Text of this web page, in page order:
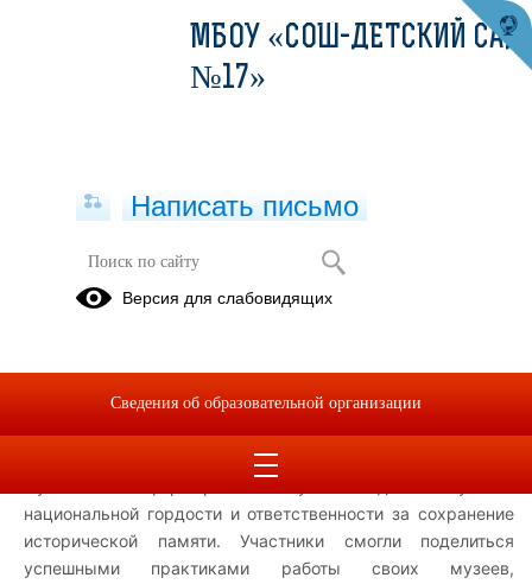
Всероссийская практическая
конференция по музейной
Конференция стала площадкой для обсуждения
актуальных вопросов, связанных с ролью школьных
национальной гордости и ответственности за сохранение
исторической памяти. Участники смогли поделиться
успешными практиками работы своих музеев,
МБОУ «СОШ-ДЕТСКИЙ САД
№17»
Написать письмо
Версия для слабовидящих
Сведения об образовательной организации